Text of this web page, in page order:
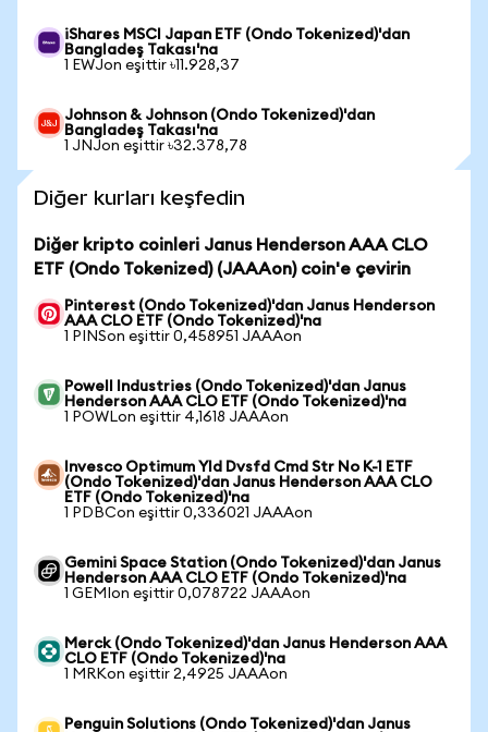
iShares MSCI Japan ETF (Ondo Tokenized)'dan
Bangladeş Takası'na
1 EWJon eşittir ৳11.928,37
Johnson & Johnson (Ondo Tokenized)'dan
Bangladeş Takası'na
1 JNJon eşittir ৳32.378,78
Diğer kurları keşfedin
Diğer kripto coinleri Janus Henderson AAA CLO
ETF (Ondo Tokenized) (JAAAon) coin'e çevirin
Pinterest (Ondo Tokenized)'dan Janus Henderson
AAA CLO ETF (Ondo Tokenized)'na
1 PINSon eşittir 0,458951 JAAAon
Powell Industries (Ondo Tokenized)'dan Janus
Henderson AAA CLO ETF (Ondo Tokenized)'na
1 POWLon eşittir 4,1618 JAAAon
Invesco Optimum Yld Dvsfd Cmd Str No K-1 ETF
(Ondo Tokenized)'dan Janus Henderson AAA CLO
ETF (Ondo Tokenized)'na
1 PDBCon eşittir 0,336021 JAAAon
Gemini Space Station (Ondo Tokenized)'dan Janus
Henderson AAA CLO ETF (Ondo Tokenized)'na
1 GEMIon eşittir 0,078722 JAAAon
Merck (Ondo Tokenized)'dan Janus Henderson AAA
CLO ETF (Ondo Tokenized)'na
1 MRKon eşittir 2,4925 JAAAon
Penguin Solutions (Ondo Tokenized)'dan Janus